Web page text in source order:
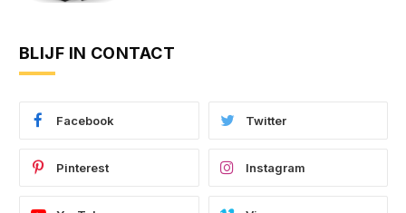
BLIJF IN CONTACT
Facebook Twitter
Pinterest Instagram